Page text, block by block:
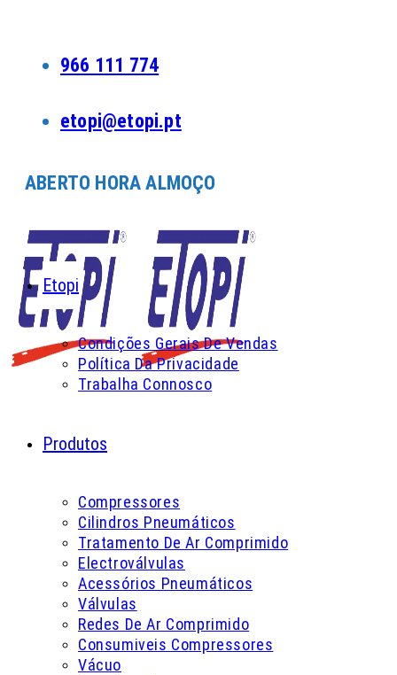
966 111 774
etopi@etopi.pt
ABERTO HORA ALMOÇO
Etopi
Condições Gerais De Vendas
Política Da Privacidade
Trabalha Connosco
Produtos
Compressores
Cilindros Pneumáticos
Tratamento De Ar Comprimido
Electroválvulas
Acessórios Pneumáticos
Válvulas
Redes De Ar Comprimido
Consumiveis Compressores
Vácuo